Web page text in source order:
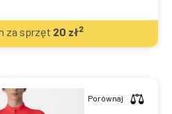
za sprzęt 20 zł2
Porównaj